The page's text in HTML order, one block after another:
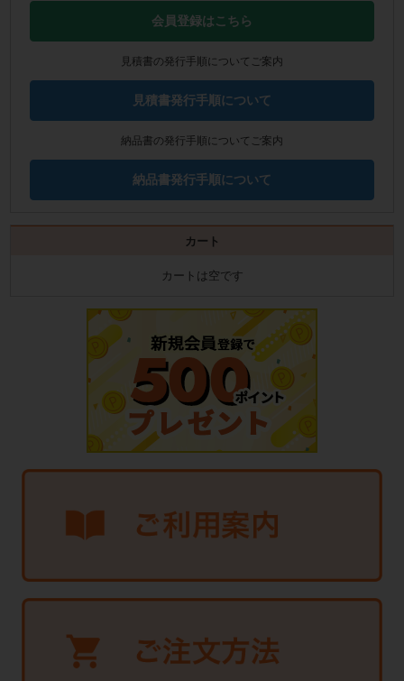
会員登録はこちら
見積書の発行手順についてご案内
見積書発行手順について
納品書の発行手順についてご案内
納品書発行手順について
カート
カートは空です